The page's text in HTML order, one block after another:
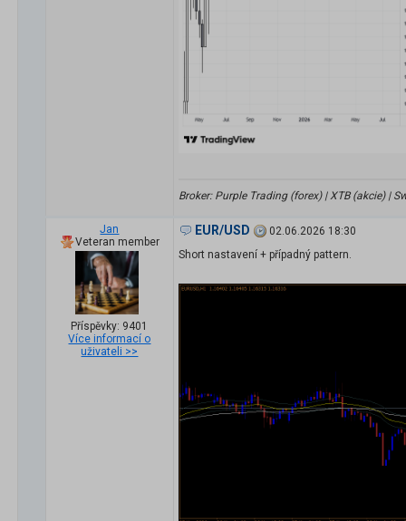
Broker: Purple Trading (forex) | XTB (akcie) |
Jan
Veteran member
Příspěvky: 9401
Více informací o
uživateli >>
EUR/USD
02.06.2026 18:30
Short nastavení + případný pattern.